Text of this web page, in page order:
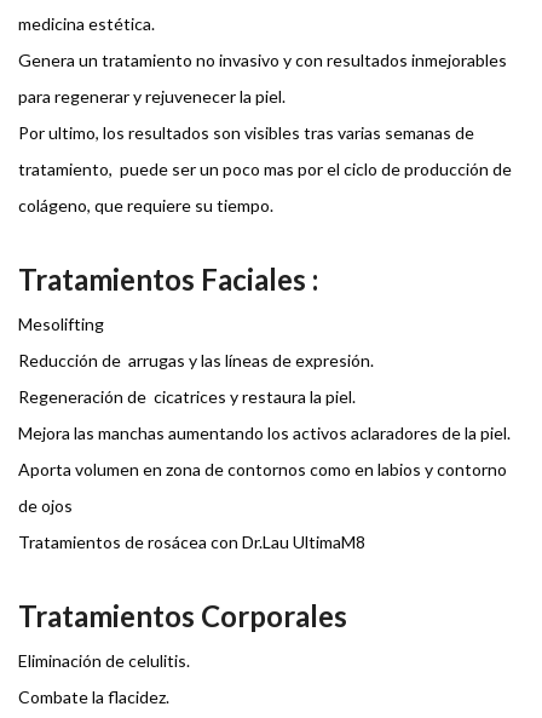
medicina estética.
Genera un tratamiento no invasivo y con resultados inmejorables
para regenerar y rejuvenecer la piel.
Por ultimo, los resultados son visibles tras varias semanas de
tratamiento, puede ser un poco mas por el ciclo de producción de
colágeno, que requiere su tiempo.
Tratamientos Faciales :
Mesolifting
Reducción de arrugas y las líneas de expresión.
Regeneración de cicatrices y restaura la piel.
Mejora las manchas aumentando los activos aclaradores de la piel.
Aporta volumen en zona de contornos como en labios y contorno
de ojos
Tratamientos de rosácea con Dr.Lau UltimaM8
Tratamientos Corporales
Eliminación de celulitis.
Combate la flacidez.